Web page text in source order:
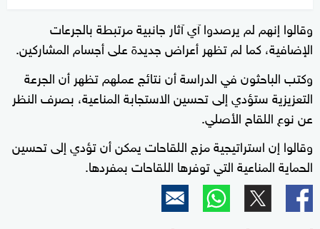
seconds
وقالوا إنهم لم يرصدوا آي آثار جانبية مرتبطة بالجرعات
الإضافية، كما لم تظهر أعراض جديدة على أجسام المشاركين.
وكتب الباحثون في الدراسة أن نتائج عملهم تظهر أن الجرعة
التعزيزية ستؤدي إلى تحسين الاستجابة المناعية، بصرف النظر
عن نوع اللقاح الأصلي.
وقالوا إن استراتيجية مزج اللقاحات يمكن أن تؤدي إلى تحسين
الحماية المناعية التي توفرها اللقاحات بمفردها.